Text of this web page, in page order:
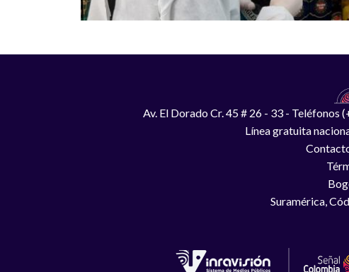
Av. El Dorado Cr. 45 # 26 - 33 - Teléfonos
Línea gratuita
Suramérica,